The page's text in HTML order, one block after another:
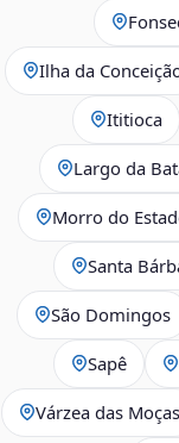
Ilha da
Ititioca
Largo da
Morro do
Santa
São Domingos
Sapê
Várzea das Moças